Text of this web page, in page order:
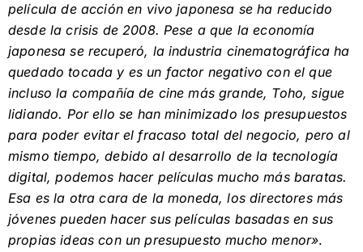
película de acción en vivo japonesa se ha reducido
desde la crisis de 2008. Pese a que la economía
japonesa se recuperó, la industria cinematográfica ha
quedado tocada y es un factor negativo con el que
incluso la compañía de cine más grande, Toho, sigue
lidiando. Por ello se han minimizado los presupuestos
para poder evitar el fracaso total del negocio, pero al
mismo tiempo, debido al desarrollo de la tecnología
digital, podemos hacer películas mucho más baratas.
Esa es la otra cara de la moneda, los directores más
jóvenes pueden hacer sus películas basadas en sus
propias ideas con un presupuesto mucho menor».